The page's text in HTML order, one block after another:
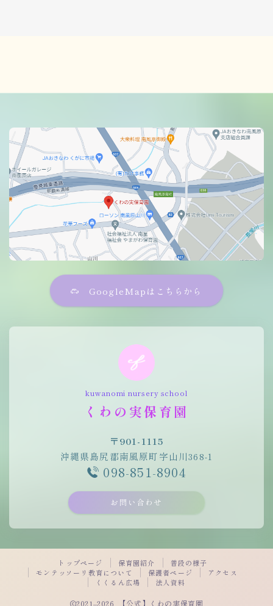
GoogleMapはこちらから
kuwanomi nursery school
くわの実保育園
〒901-1115
沖縄県島尻郡南風原町字山川368-1
098-851-8904
お問い合わせ
トップページ 保育園紹介
普段の様子
モンテッソーリ教育について
保護者ページ
アクセス
くくるん広場
法人資料
2021–2026 【公式】くわの実保育園